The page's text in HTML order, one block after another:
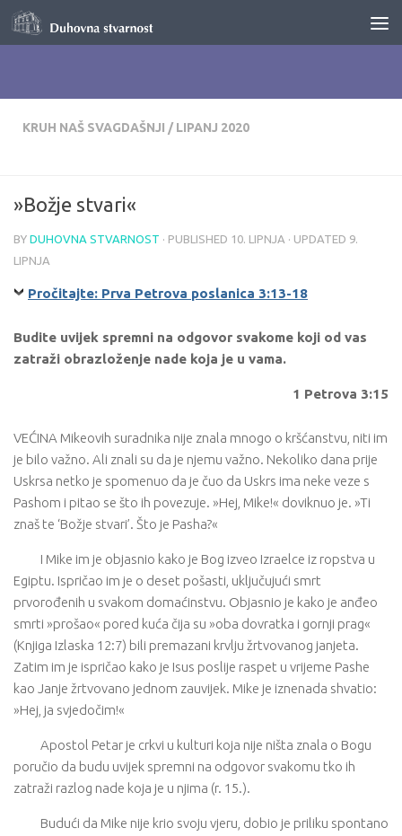
Skip to content
KRUH NAŠ SVAGDAŠNJI / LIPANJ 2020
»Božje stvari«
BY DUHOVNA STVARNOST · PUBLISHED 10. LIPNJA · UPDATED 9.
LIPNJA
Pročitajte: Prva Petrova poslanica 3:13-18
Budite uvijek spremni na odgovor svakome koji od vas
zatraži obrazloženje nade koja je u vama.
1 Petrova 3:15
VEĆINA Mikeovih suradnika nije znala mnogo o kršćanstvu, niti im
je bilo važno. Ali znali su da je njemu važno. Nekoliko dana prije
Uskrsa netko je spomenuo da je čuo da Uskrs ima neke veze s
Pashom i pitao se što ih povezuje. »Hej, Mike!« doviknuo je. »Ti
znaš te ‘Božje stvari’. Što je Pasha?«
I Mike im je objasnio kako je Bog izveo Izraelce iz ropstva u
Egiptu. Ispričao im je o deset pošasti, uključujući smrt
prvorođenih u svakom domaćinstvu. Objasnio je kako je anđeo
smrti »prošao« pored kuća čija su »oba dovratka i gornji prag«
(Knjiga Izlaska 12:7) bili premazani krvlju žrtvovanog janjeta.
Zatim im je ispričao kako je Isus poslije raspet u vrijeme Pashe
kao Janje žrtvovano jednom zauvijek. Mike je iznenada shvatio:
»Hej, ja svjedočim!«
Apostol Petar je crkvi u kulturi koja nije ništa znala o Bogu
poručio da budu uvijek spremni na odgovor svakomu tko ih
zatraži razlog nade koja je u njima (r. 15.).
Budući da Mike nije krio svoju vjeru, dobio je priliku spontano